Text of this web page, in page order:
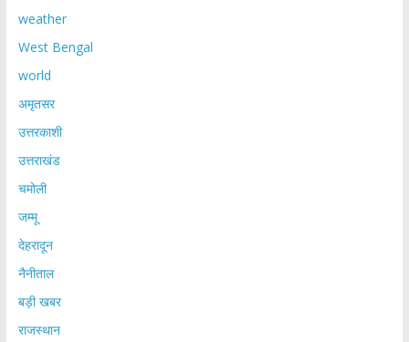
weather
West Bengal
world
अमृतसर
उत्तरकाशी
उत्तराखंड
चमोली
जम्मू
देहरादून
नैनीताल
बड़ी खबर
राजस्थान